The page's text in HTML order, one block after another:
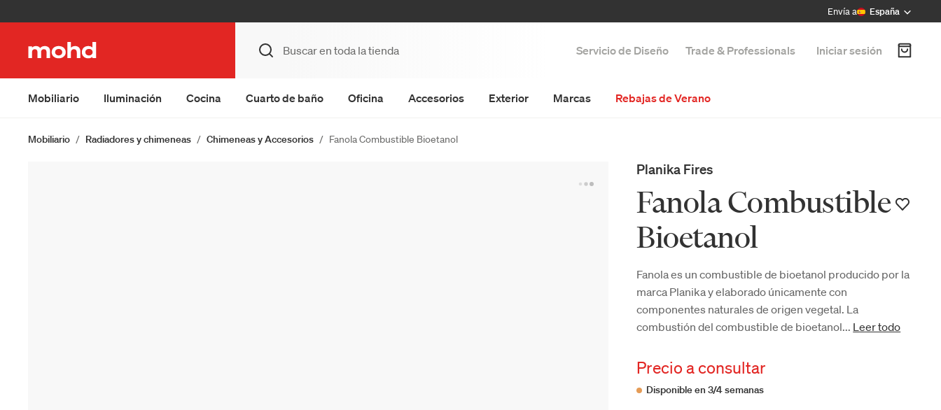
Envía a España
Servicio de Diseño Trade & Professionals Iniciar sesión
Mobiliario Iluminación Cocina Cuarto de baño Oficina Accesorios Exterior Marcas Rebajas de Verano
Mobiliario Radiadores y chimeneas Chimeneas y Accesorios Fanola Combustible Bioetanol
Planika Fires
Fanola Combustible
Bioetanol
Fanola es un combustible de bioetanol producido por la
marca Planika y elaborado únicamente con
componentes naturales de origen vegetal. La
combustión del combustible de bioetanol... Leer todo
Precio a consultar
Disponible en 3/4 semanas